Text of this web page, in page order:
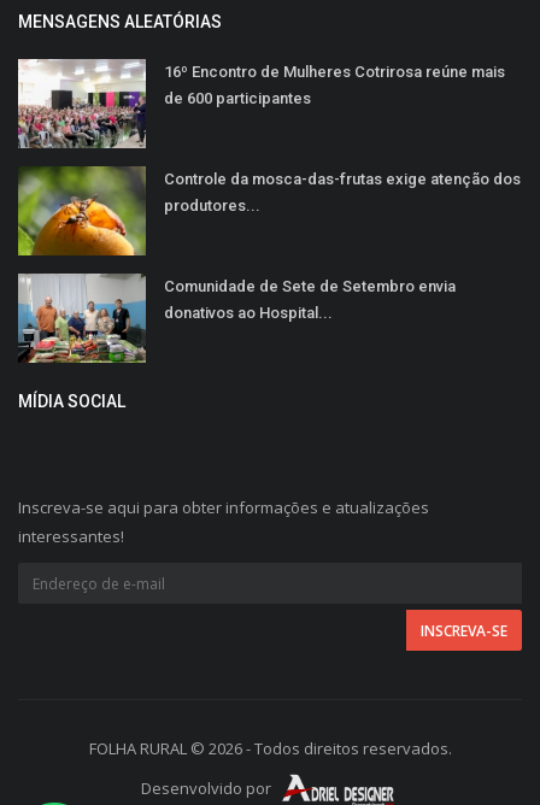
MENSAGENS ALEATÓRIAS
16º Encontro de Mulheres Cotrirosa reúne mais
de 600 participantes
Controle da mosca-das-frutas exige atenção dos
produtores...
Comunidade de Sete de Setembro envia
donativos ao Hospital...
MÍDIA SOCIAL
Inscreva-se aqui para obter informações e atualizações
interessantes!
FOLHA RURAL © 2026 - Todos direitos reservados.
Desenvolvido por